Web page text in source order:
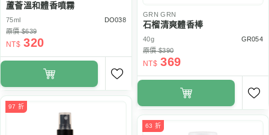
蘆薈溫和體香噴霧
75ml
DO038
原價 $639
NT$ 320
GRN GRN
石榴清爽體香棒
40g
GR054
原價 $390
NT$ 369
97 折
63 折